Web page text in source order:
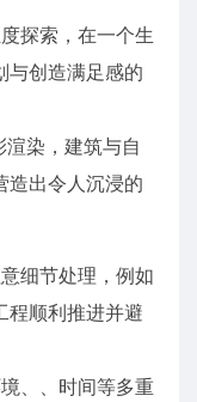
探索，在一个生
与创造满足感的
染，建筑与自
造出令人沉浸的
细节处理，例如
程顺利推进并避
、、时间等多重